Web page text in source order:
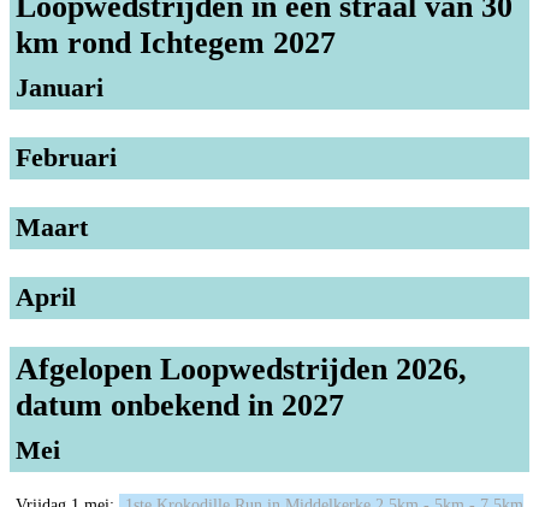
km rond Ichtegem 2027
Januari
Februari
Maart
April
Afgelopen Loopwedstrijden 2026,
datum onbekend in 2027
Mei